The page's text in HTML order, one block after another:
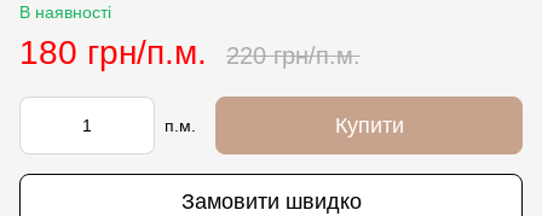
В наявності
180 грн/п.м. 220 грн/п.м.
п.м. Купити
Замовити швидко